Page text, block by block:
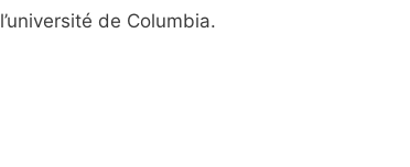
l’université de Columbia.